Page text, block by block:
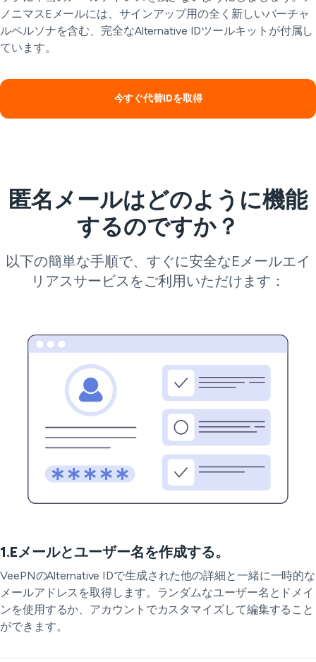
ノニマスEメールには、サインアップ用の全く新しいバーチャ
ルペルソナを含む、完全なAlternative IDツールキットが付属し
ています。
今すぐ代替IDを取得
匿名メールはどのように機能
するのですか？
以下の簡単な手順で、すぐに安全なEメールエイ
リアスサービスをご利用いただけます：
1.Eメールとユーザー名を作成する。
VeePNのAlternative IDで生成された他の詳細と一緒に一時的な
メールアドレスを取得します。ランダムなユーザー名とドメイ
ンを使用するか、アカウントでカスタマイズして編集すること
ができます。